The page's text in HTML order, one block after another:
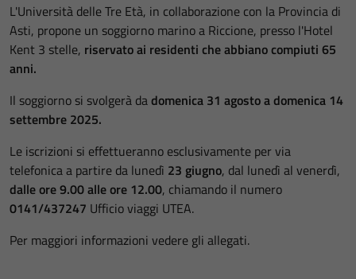
L'Università delle Tre Età, in collaborazione con la Provincia di
Asti, propone un soggiorno marino a Riccione, presso l'Hotel
Kent 3 stelle, riservato ai residenti che abbiano compiuti 65
anni.
Il soggiorno si svolgerà dadomenica 31 agosto a domenica 14
settembre 2025.
Le iscrizioni si effettueranno esclusivamente per via
telefonica a partire da lunedì 23 giugno, dal lunedì al venerdì,
dalle ore 9.00 alle ore 12.00, chiamando il numero
0141/437247 Ufficio viaggi UTEA.
Per maggiori informazioni vedere gli allegati.